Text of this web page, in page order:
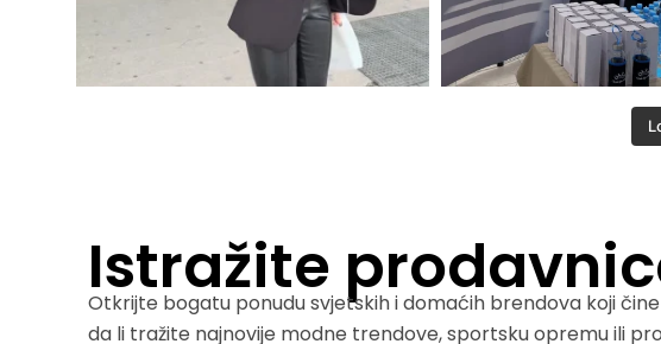
Istražite
Otkrijte bogatu ponudu svjetskih i domaćih brendova koji
da li tražite najnovije modne trendove, sportsku opremu ili